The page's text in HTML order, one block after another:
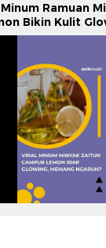
Ramuan
Bikin Kulit